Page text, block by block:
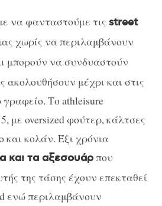
να φανταστούμε τις street
χωρίς να περιλαμβάνουν
μπορούν να συνδυαστούν
ακολουθήσουν μέχρι και στις
Το athleisure
με oversized φούτερ, κάλτσες
κολάν. Έξι χρόνια
και τα αξεσουάρπου
της τάσης έχουν επεκταθεί
ενώ περιλαμβάνουν